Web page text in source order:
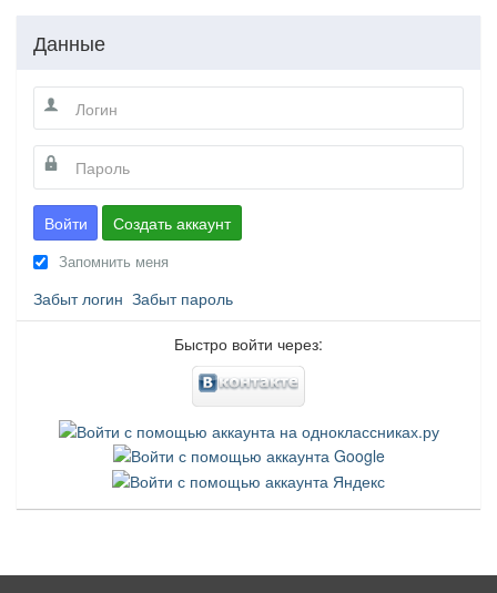
Данные
Войти Создать аккаунт
Запомнить меня
Забыт логин Забыт пароль
Быстро войти через: